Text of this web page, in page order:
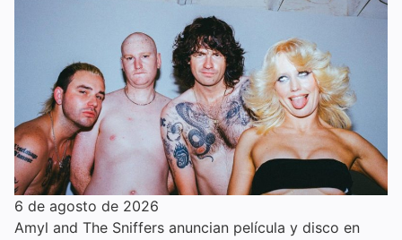
6 de agosto de 2026
Amyl and The Sniffers anuncian película y disco en